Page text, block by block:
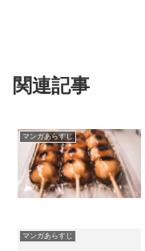
関連記事
マンガあらすじ
マンガあらすじ